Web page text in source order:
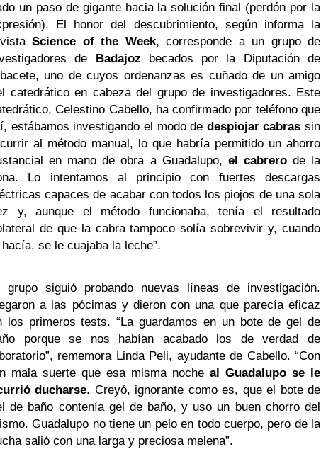
un paso de gigante hacia la solución final (perdón por la
El honor del descubrimiento, según informa la
Science of the Week, corresponde a un grupo de
de Badajoz becados por la Diputación de
uno de cuyos ordenanzas es cuñado de un amigo
catedrático en cabeza del grupo de investigadores. Este
Celestino Cabello, ha confirmado por teléfono que
estábamos investigando el modo de despiojar cabras sin
al método manual, lo que habría permitido un ahorro
en mano de obra a Guadalupo, el cabrerode la
Lo intentamos al principio con fuertes descargas
capaces de acabar con todos los piojos de una sola
y, aunque el método funcionaba, tenía el resultado
de que la cabra tampoco solía sobrevivir y, cuando
hacía, se le cuajaba la leche”.
grupo siguió probando nuevas líneas de investigación.
a las pócimas y dieron con una que parecía eficaz
los primeros tests. “La guardamos en un bote de gel de
porque se nos habían acabado los de verdad de
rememora Linda Peli, ayudante de Cabello. “Con
mala suerte que esa misma noche al Guadalupo se le
ducharse. Creyó, ignorante como es, que el bote de
de baño contenía gel de baño, y uso un buen chorro del
Guadalupo no tiene un pelo en todo cuerpo, pero de la
salió con una larga y preciosa melena”.